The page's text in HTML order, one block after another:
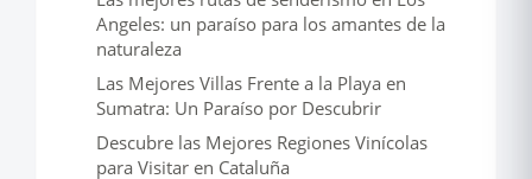
Angeles: un paraíso para los amantes de la
naturaleza
Las Mejores Villas Frente a la Playa en
Sumatra: Un Paraíso por Descubrir
Descubre las Mejores Regiones Vinícolas
para Visitar en Cataluña